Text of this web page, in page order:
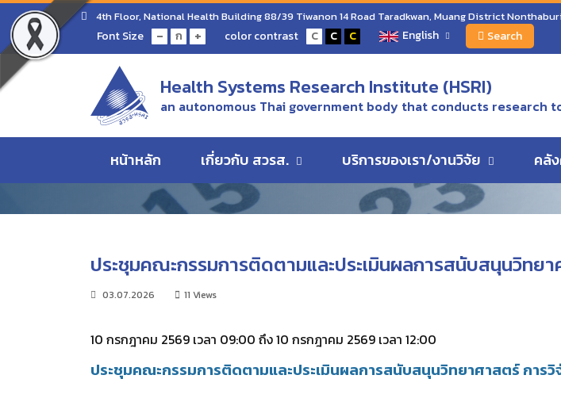
4th Floor, National Health Building 88/39 Tiwanon 14 Road Taradkwan, Muang District
Font Size - ก + color contrast C C C English Search
Health Systems Research Institute (HSRI)
an autonomous Thai government body that conducts research
หน้าหลัก เกี่ยวกับ สวรส. บริการของเรา/งานวิจัย คลั
หน้าแรก Calendar of events ประชุมคณะกรรมการติดตามและประเมินผลการสนับสนุนวิทยาศาสตร์
Calendar of events
ประชุมคณะกรรมการติดตามและประเมินผลการสนับสนุนวิทย
03.07.2026 11 Views
10 กรกฎาคม 2569 เวลา 09:00 ถึง 10 กรกฎาคม 2569 เวลา 12:00
ประชุมคณะกรรมการติดตามและประเมินผลการสนับสนุนวิทยาศาสตร์ การ